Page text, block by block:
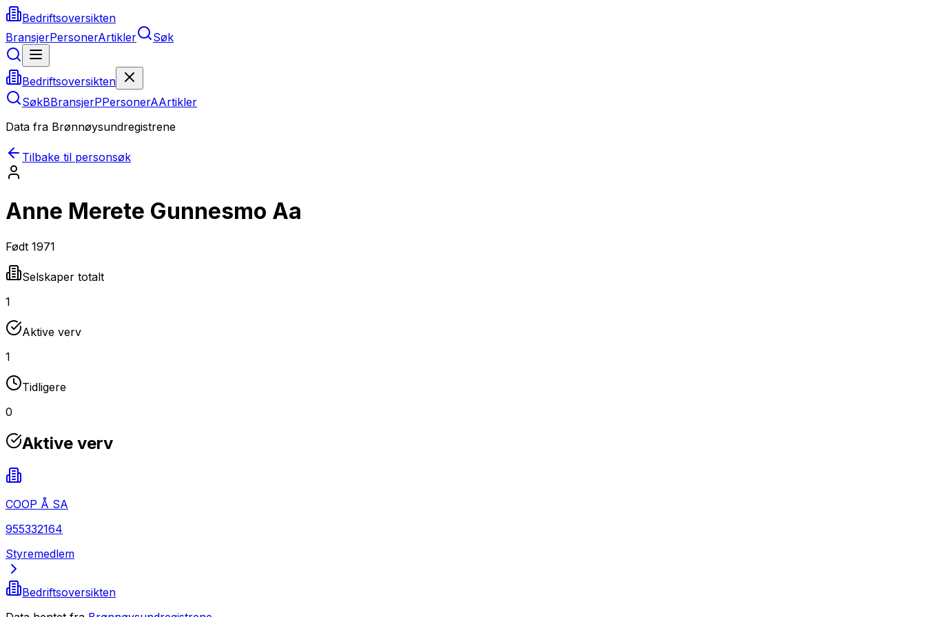
Bedriftsoversikten
BransjerPersonerArtikler Søk
Bedriftsoversikten
SøkBBransjerPPersonerAArtikler
Data fra Brønnøysundregistrene
Tilbake til personsøk
Anne Merete Gunnesmo Aa
Født 1971
Selskaper totalt
1
Aktive verv
1
Tidligere
0
Aktive verv
COOP Å SA
955332164
Styremedlem
Bedriftsoversikten